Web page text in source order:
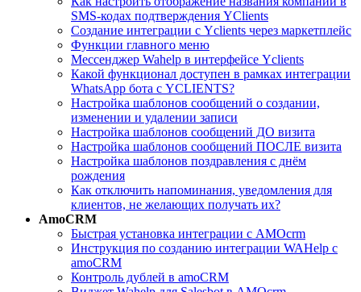
SMS-кодах подтверждения YClients
Создание интеграции с Yclients через маркетплейс
Функции главного меню
Мессенджер Wahelp в интерфейсе Yclients
Какой функционал доступен в рамках интеграции
WhatsApp бота с YCLIENTS?
Настройка шаблонов сообщений о создании,
изменении и удалении записи
Настройка шаблонов сообщений ДО визита
Настройка шаблонов сообщений ПОСЛЕ визита
Настройка шаблонов поздравления с днём
рождения
Как отключить напоминания, уведомления для
клиентов, не желающих получать их?
AmoCRM
Быстрая установка интеграции с АМОcrm
Инструкция по созданию интеграции WAHelp c
amoCRM
Контроль дублей в amoCRM